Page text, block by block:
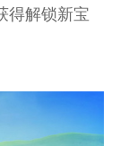
得解锁新宝